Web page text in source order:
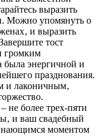
выразить
Можно упомянуть о
и выразить
тост
громким
была энергичной и
празднования.
и лаконичным‚
не более трех-пяти
и ваш свадебный
моментом